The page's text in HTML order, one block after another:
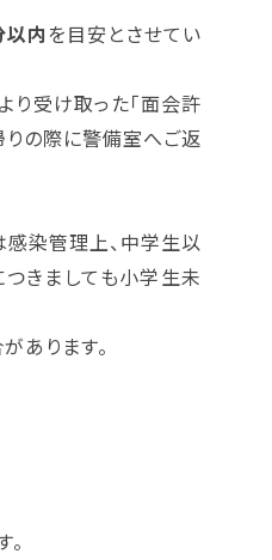
内 を目安とさせてい
り受け取った「面会許
りの際に警備室へご返
染管理上、中学生以
きましても小学生未
あります。